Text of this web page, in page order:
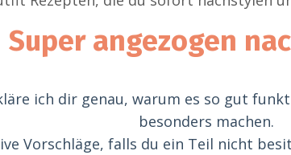
Super angezogen
ich dir genau, warum es so gut
besonders machen.
Vorschläge, falls du ein Teil nicht